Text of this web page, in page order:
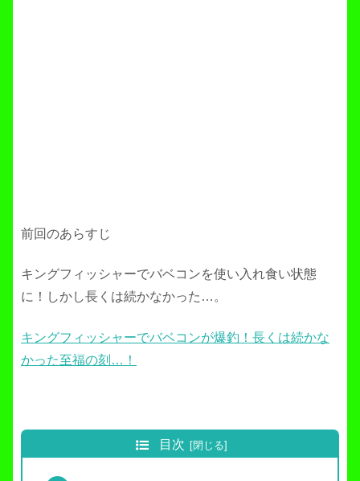
前回のあらすじ
キングフィッシャーでバベコンを使い入れ食い状態
に！しかし長くは続かなかった…。
キングフィッシャーでバベコンが爆釣！長くは続かな
かった至福の刻…！
目次